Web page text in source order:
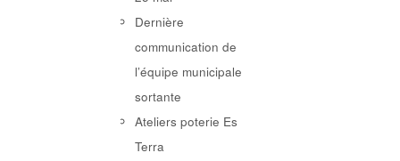
Dernière
communication de
l’équipe municipale
sortante
Ateliers poterie Es
Terra